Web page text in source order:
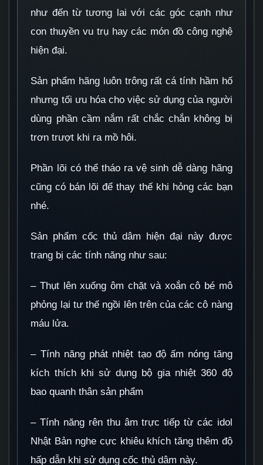
như đến từ tương lai với các góc cạnh như
con thuyền vu trụ hay các món đồ công nghệ
hiện đại.
Sản phẩm hãng luôn trông rất cá tính hầm hố
nhưng tối ưu hóa cho việc sử dụng của người
dùng phần cầm nắm rất chắc chắn không bị
trơn trượt khi ra mồ hôi.
Phần lõi có thể tháo ra vệ sinh dễ dàng hãng
cũng có bán lõi để thay thế khi hỏng các bạn
nhé.
Sản phẩm cốc thủ dâm hiện đại này được
trang bị các tính năng như sau:
– Thụt lên xuống ôm chặt và xoắn cô bé mô
phỏng lại tư thế ngồi lên trên của các cô nàng
máu lửa.
– Tính năng phát nhiệt tạo độ ấm nóng tăng
kích thích khi sử dụng bộ gia nhiệt 360 độ
bao quanh thân sản phẩm
– Tính năng rên thu âm trực tiếp từ các idol
Nhật Bản nghe cực khiêu khích tăng thêm độ
hấp dẫn khi sử dụng cốc thủ dâm này.